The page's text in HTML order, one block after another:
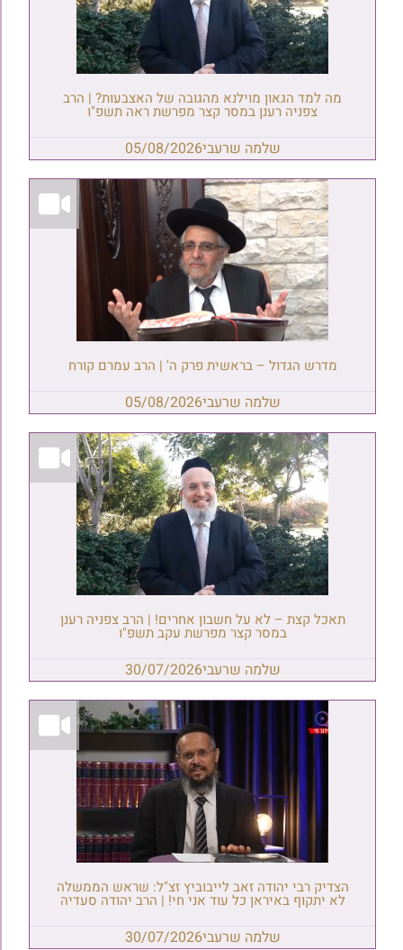
מה למד הגאון מוילנא מהגובה של האצבעות? | הרב
צפניה רענן במסר קצר מפרשת ראה תשפ"ו
שלמה שרעבי05/08/2026
מדרש הגדול – בראשית פרק ה' | הרב עמרם קורח
שלמה שרעבי05/08/2026
תאכל קצת – לא על חשבון אחרים! | הרב צפניה רענן
במסר קצר מפרשת עקב תשפ"ו
שלמה שרעבי30/07/2026
הצדיק רבי יהודה זאב לייבוביץ זצ"ל: שראש הממשלה
לא יתקוף באיראן כל עוד אני חי! | הרב יהודה סעדיה
שלמה שרעבי30/07/2026